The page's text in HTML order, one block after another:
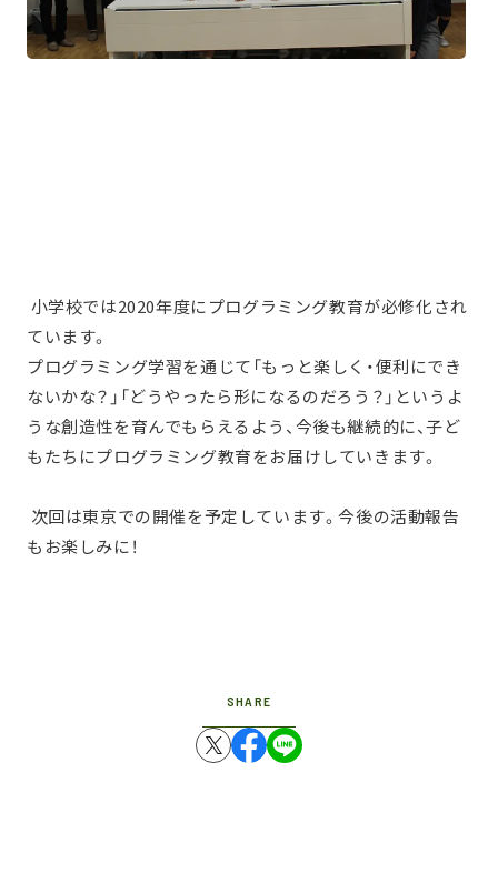
小学校では2020年度にプログラミング教育が必修化され
ています。
プログラミング学習を通じて「もっと楽しく・便利にでき
ないかな？」「どうやったら形になるのだろう？」というよ
うな創造性を育んでもらえるよう、今後も継続的に、子ど
もたちにプログラミング教育をお届けしていきます。
次回は東京での開催を予定しています。今後の活動報告
もお楽しみに！
SHARE